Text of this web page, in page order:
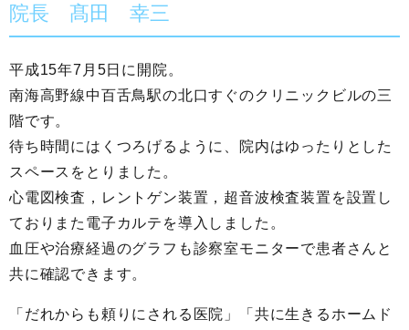
院長 髙田 幸三
平成15年7月5日に開院。
南海高野線中百舌鳥駅の北口すぐのクリニックビルの三
階です。
待ち時間にはくつろげるように、院内はゆったりとした
スペースをとりました。
心電図検査，レントゲン装置，超音波検査装置を設置し
ておりまた電子カルテを導入しました。
血圧や治療経過のグラフも診察室モニターで患者さんと
共に確認できます。
「だれからも頼りにされる医院」「共に生きるホームド